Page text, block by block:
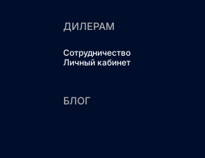
ДИЛЕРАМ
Сотрудничество
Личный кабинет
БЛОГ